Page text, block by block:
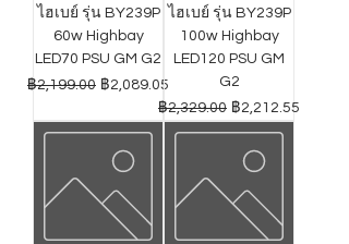
ไฮเบย์ รุ่น BY239P
60w Highbay
LED70 PSU GM G2
ราคาปกติ
฿2,199.00 ราคาขายลด
฿2,089.05
ไฮเบย์ รุ่น BY239P
100w Highbay
LED120 PSU GM
G2
ราคาปกติ
฿2,329.00 ราคาขายลด
฿2,212.55